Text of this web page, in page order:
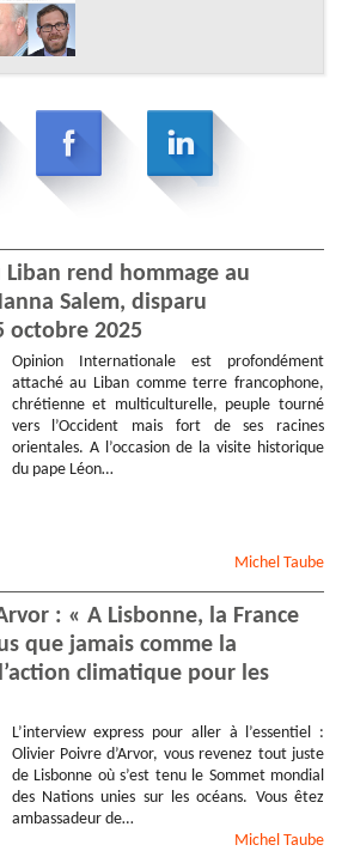
Liban rend hommage au
Salem, disparu
octobre 2025
Opinion Internationale est profondément
attaché au Liban comme terre francophone,
chrétienne et multiculturelle, peuple tourné
vers l’Occident mais fort de ses racines
orientales. A l’occasion de la visite historique
du pape Léon…
Michel Taube
: « A Lisbonne, la France
que jamais comme la
climatique pour les
L’interview express pour aller à l’essentiel :
Olivier Poivre d’Arvor, vous revenez tout juste
de Lisbonne où s’est tenu le Sommet mondial
des Nations unies sur les océans. Vous êtez
ambassadeur de…
Michel Taube